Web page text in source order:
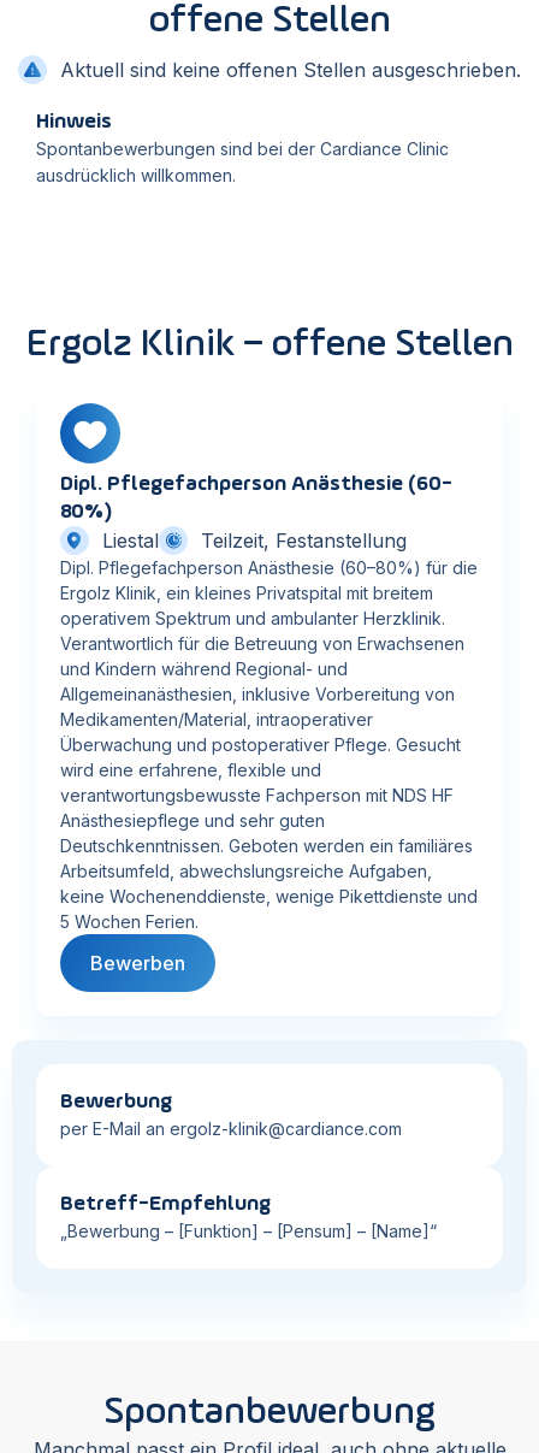
offene Stellen
Aktuell sind keine offenen Stellen ausgeschrieben.
Hinweis
Spontanbewerbungen sind bei der Cardiance Clinic
ausdrücklich willkommen.
Ergolz Klinik – offene Stellen
Dipl. Pflegefachperson Anästhesie (60-
80%)
Liestal Teilzeit, Festanstellung
Dipl. Pflegefachperson Anästhesie (60–80%) für die
Ergolz Klinik, ein kleines Privatspital mit breitem
operativem Spektrum und ambulanter Herzklinik.
Verantwortlich für die Betreuung von Erwachsenen
und Kindern während Regional- und
Allgemeinanästhesien, inklusive Vorbereitung von
Medikamenten/Material, intraoperativer
Überwachung und postoperativer Pflege. Gesucht
wird eine erfahrene, flexible und
verantwortungsbewusste Fachperson mit NDS HF
Anästhesiepflege und sehr guten
Deutschkenntnissen. Geboten werden ein familiäres
Arbeitsumfeld, abwechslungsreiche Aufgaben,
keine Wochenenddienste, wenige Pikettdienste und
5 Wochen Ferien.
Bewerben
Bewerbung
per E-Mail an ergolz-klinik@cardiance.com
Betreff-Empfehlung
„Bewerbung – [Funktion] – [Pensum] – [Name]“
Spontanbewerbung